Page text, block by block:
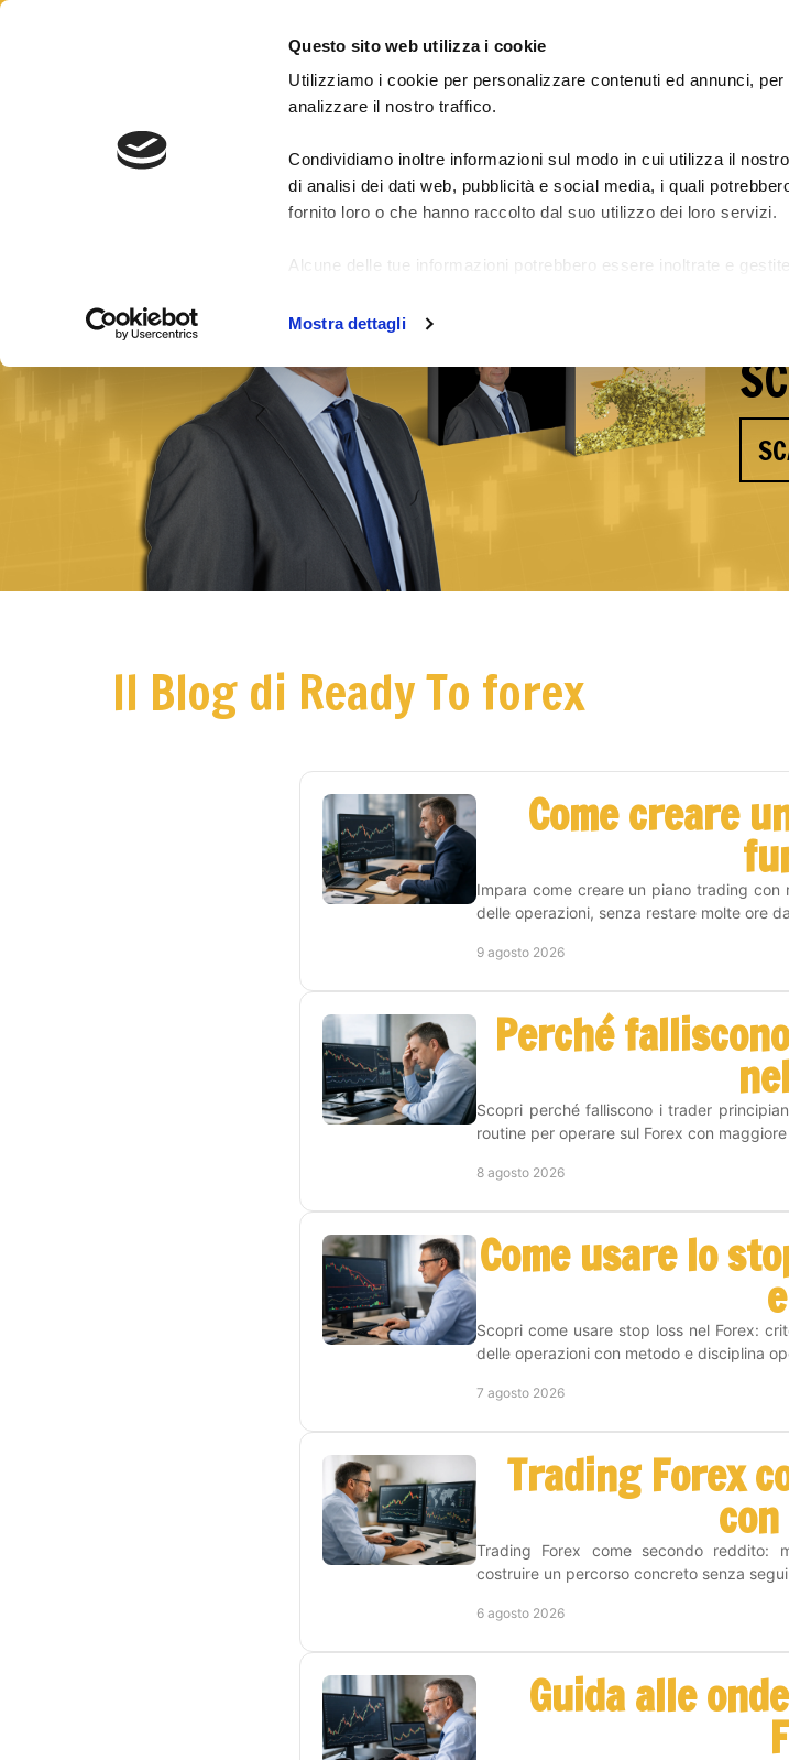
Questo sito web utilizza i cookie
Utilizziamo i cookie per personalizzare contenuti ed annunci,
analizzare il nostro traffico.
Condividiamo inoltre informazioni sul modo in cui utilizza il
di analisi dei dati web, pubblicità e social media, i quali
fornito loro o che hanno raccolto dal suo utilizzo dei loro servizi.
Alcune delle tue informazioni potrebbero essere inoltrate e
Mostra dettagli
Risultati segnali Pacchetti Segnali Forex Le Academy: guadagna e impara
Il Blog di Ready To forex
Come creare
Impara come creare un piano trading
delle operazioni, senza restare molte ore
9 agosto 2026
Perché
Scopri perché falliscono i trader
routine per operare sul Forex con
8 agosto 2026
Come usare lo
Scopri come usare stop loss nel Forex:
delle operazioni con metodo e disciplina
7 agosto 2026
Trading Forex
Trading Forex come secondo reddito:
costruire un percorso concreto senza
6 agosto 2026
Guida alle